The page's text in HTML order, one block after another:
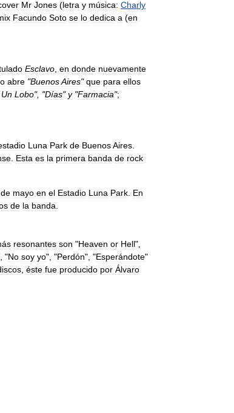
Mr Jones (letra y música: Charly
Facundo Soto se lo dedica a (en
Esclavo en donde nuevamente
abre "BuenosAires" que para ellos
Un Lobo", "Días"y"Farmacia";
Luna Park de BuenosAires
Esta es la primera banda de rock
de mayo en el Estadio Luna Park En
de la banda
resonantes son "Heaven or Hell",
"No soy yo", "Perdón", "Esperándote"
éste fue producido por Álvaro